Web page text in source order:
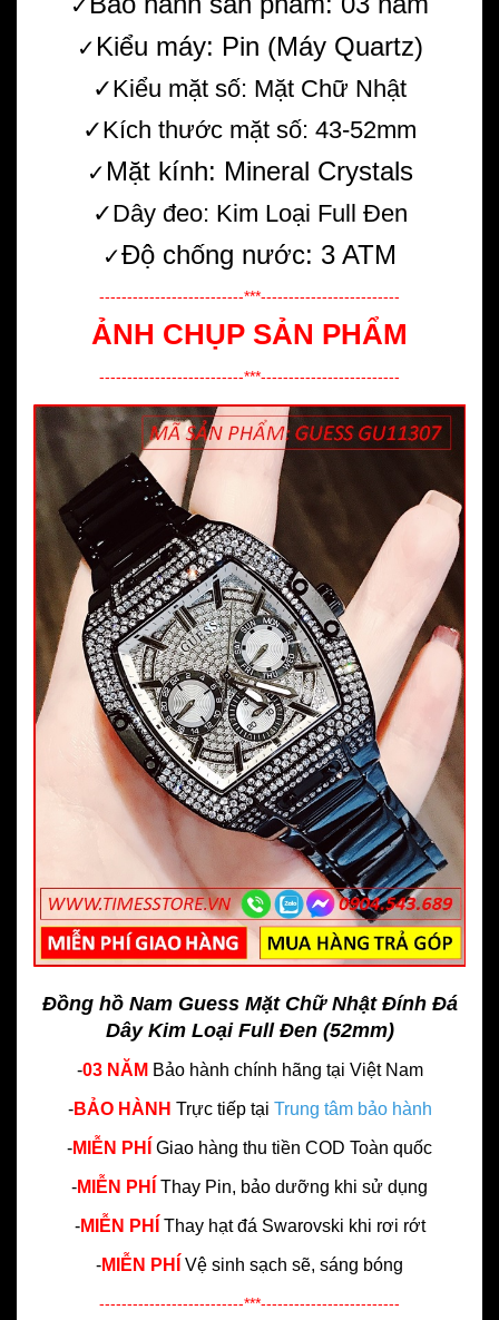
✓
✓ Kiểu máy: Pin (Máy Quartz)
✓Kiểu mặt số: Mặt Chữ Nhật
✓Kích thước mặt số: 43-52mm
✓ Mặt kính: Mineral Crystals
✓Dây đeo: Kim Loại Full Đen
✓Độ chống nước: 3 ATM
--------------------------***-------------------------
ẢNH CHỤP SẢN PHẨM
--------------------------***-------------------------
Đồng hồ Nam Guess Mặt Chữ Nhật Đính Đá
Dây Kim Loại Full Đen (52mm)
-03 NĂM Bảo hành chính hãng tại Việt Nam
-BẢO HÀNH Trực tiếp tại Trung tâm bảo hành
-MIỄN PHÍ Giao hàng thu tiền COD Toàn quốc
-MIỄN PHÍ Thay Pin, bảo dưỡng khi sử dụng
-MIỄN PHÍ Thay hạt đá Swarovski khi rơi rớt
-MIỄN PHÍ Vệ sinh sạch sẽ, sáng bóng
--------------------------***-------------------------